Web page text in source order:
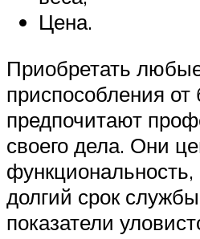
Цена.
Приобретать
приспособления
предпочитают
своего дела. Они
функциональность,
долгий срок
показатели